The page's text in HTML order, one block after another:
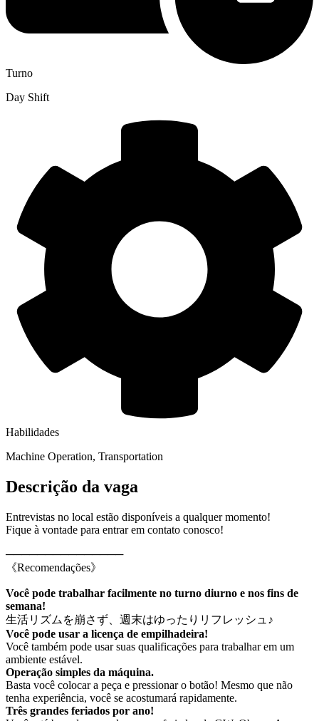
Turno
Day Shift
Habilidades
Machine Operation, Transportation
Descrição da vaga
Entrevistas no local estão disponíveis a qualquer momento!
Fique à vontade para entrar em contato conosco!
───────────────
《Recomendações》
Você pode trabalhar facilmente no turno diurno e nos fins de
semana!
生活リズムを崩さず、週末はゆったりリフレッシュ♪
Você pode usar a licença de empilhadeira!
Você também pode usar suas qualificações para trabalhar em um
ambiente estável.
Operação simples da máquina.
Basta você colocar a peça e pressionar o botão! Mesmo que não
tenha experiência, você se acostumará rapidamente.
Três grandes feriados por ano!